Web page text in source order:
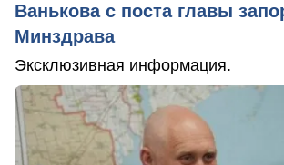
Ванькова с поста главы
Минздрава
Эксклюзивная информация.